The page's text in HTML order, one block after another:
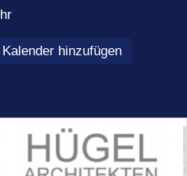
hinzufügen